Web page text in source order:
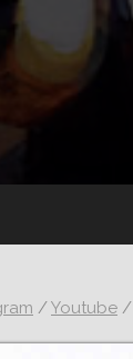
/Youtube /